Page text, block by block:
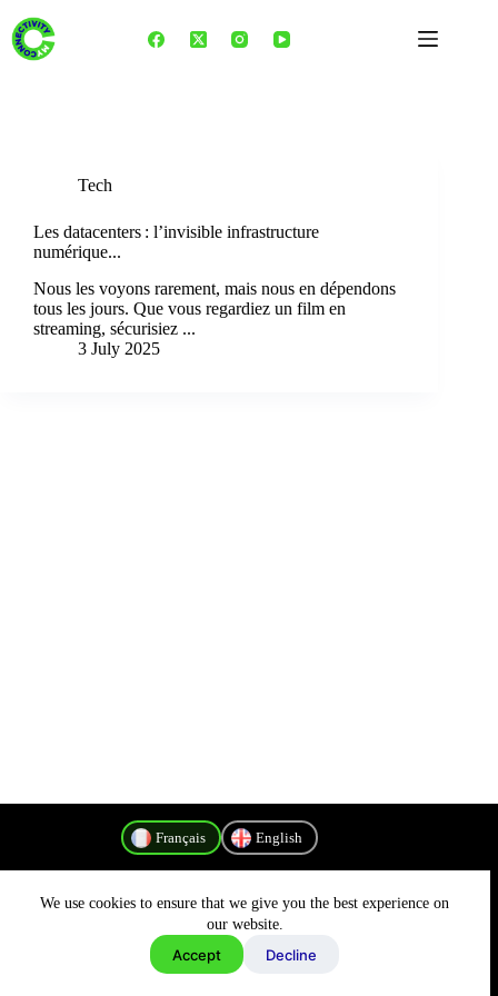
content
We use cookies to ensure that we give you the best experience on
our website.
Accept Decline
Tech
Les datacenters : l’invisible infrastructure
numérique...
Nous les voyons rarement, mais nous en dépendons
tous les jours. Que vous regardiez un film en
streaming, sécurisiez ...
3 July 2025
Français English
Politique de confidentialité
Copyright © 2026 - MyConnectivity